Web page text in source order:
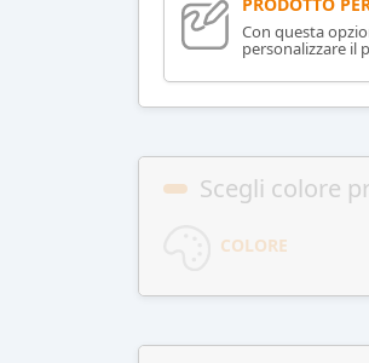
Con questa
personalizzare il
Scegli colore
COLORE